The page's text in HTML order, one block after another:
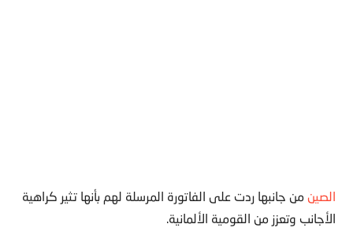
الصين من جانبها ردت على الفاتورة المرسلة لهم بأنها تثير كراهية
الأجانب وتعزز من القومية الألمانية.